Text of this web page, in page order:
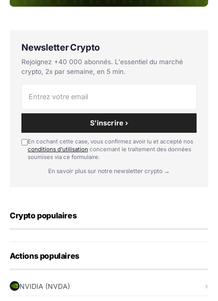
Newsletter Crypto
Rejoignez +40 000 abonnés. L'essentiel du marché
crypto, 2x par semaine, en 5 min.
S'inscrire ›
En cochant cette case, vous confirmez avoir lu et accepté nos
conditions d'utilisation concernant le traitement des données
soumises via ce formulaire.
En savoir plus sur notre newsletter crypto →
Crypto populaires
Actions populaires
NVIDIA (NVDA)